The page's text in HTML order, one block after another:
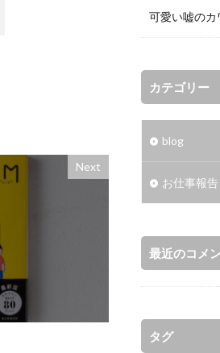
Next
可愛い嘘の
カテゴリー
blog
お仕事報告
最近のコメ
タグ